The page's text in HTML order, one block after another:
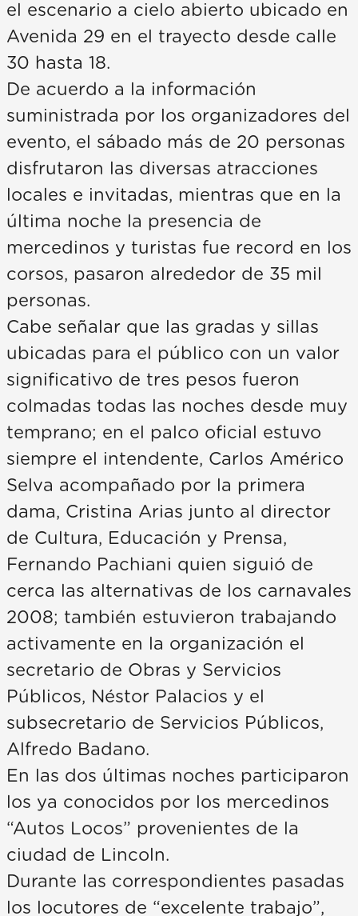
el escenario a cielo abierto ubicado en
Avenida 29 en el trayecto desde calle
30 hasta 18.
De acuerdo a la información
suministrada por los organizadores del
evento, el sábado más de 20 personas
disfrutaron las diversas atracciones
locales e invitadas, mientras que en la
última noche la presencia de
mercedinos y turistas fue record en los
corsos, pasaron alrededor de 35 mil
personas.
Cabe señalar que las gradas y sillas
ubicadas para el público con un valor
significativo de tres pesos fueron
colmadas todas las noches desde muy
temprano; en el palco oficial estuvo
siempre el intendente, Carlos Américo
Selva acompañado por la primera
dama, Cristina Arias junto al director
de Cultura, Educación y Prensa,
Fernando Pachiani quien siguió de
cerca las alternativas de los carnavales
2008; también estuvieron trabajando
activamente en la organización el
secretario de Obras y Servicios
Públicos, Néstor Palacios y el
subsecretario de Servicios Públicos,
Alfredo Badano.
En las dos últimas noches participaron
los ya conocidos por los mercedinos
“Autos Locos” provenientes de la
ciudad de Lincoln.
Durante las correspondientes pasadas
los locutores de “excelente trabajo”,